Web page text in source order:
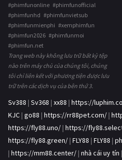
#phimfunonline #phimfunofficial
#phimfunhd #phimfunvietsub
#phimfunmienphi #xemphimfun
#phimfun2026 #phimfunmoi
#phimfun.net
Trang web này không lưu trữ bất kỳ tệp
nào trên máy chủ của chúng tôi, chúng
tôi chỉ liên kết với phương tiện được lưu
trữ trên các dịch vụ của bên thứ 3.
Sv388 | Sv368 | xx88 | https://
KJC | go88 | https://rr88pet.com/ |
https://fly88.uno/ | https://
https://fly88.green/ | FLY88 | FLY88 |
| https://mm88.center/ | nhà cái uy tín |